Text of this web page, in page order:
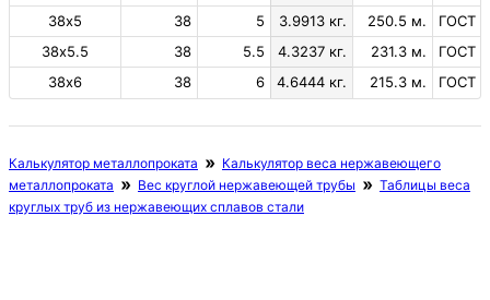
38х5
38 5 3.9913 кг. 250.5 м.
ГОСТ
38х5.5
38 5.5 4.3237 кг. 231.3 м.
ГОСТ
38х6
38 6 4.6444 кг. 215.3 м. ГОСТ
Калькулятор металлопроката
Калькулятор веса нержавеющего
металлопроката
Вес круглой нержавеющей трубы
Таблицы веса
круглых труб из нержавеющих сплавов стали